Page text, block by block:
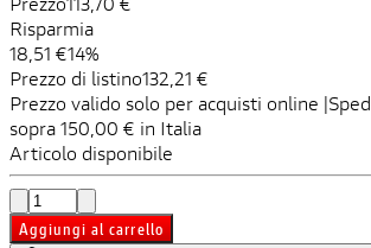
Risparmia
18,51 €14%
Prezzo di listino132,21 €
Prezzo valido solo per acquisti online
sopra 150,00 € in Italia
Articolo disponibile
Aggiungi al carrello